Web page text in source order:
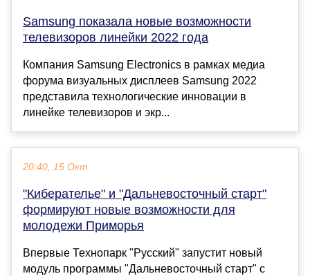
Samsung показала новые возможности
телевизоров линейки 2022 года
Компания Samsung Electronics в рамках медиа
форума визуальных дисплеев Samsung 2022
представила технологические инновации в
линейке телевизоров и экр...
20:40, 15 Окт
"Киберателье" и "Дальневосточный старт"
формируют новые возможности для
молодежи Приморья
Впервые Технопарк "Русский" запустит новый
модуль программы "Дальневосточный старт" с